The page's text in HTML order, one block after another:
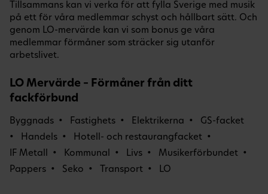
Tillsammans kan vi verka för att fylla Sverige med musik
på ett för våra medlemmar schyst och hållbart sätt. Och
genom LO-mervärde kan vi som bonus ge våra
medlemmar förmåner som sträcker sig utanför
arbetslivet.
LO Mervärde – Förmåner från ditt
fackförbund
Byggnads Fastighets Elektrikerna
GS-facket
Handels
Hotell- och restaurangfacket
IF Metall
Kommunal Livs
Musikerförbundet
Pappers
Seko Transport LO